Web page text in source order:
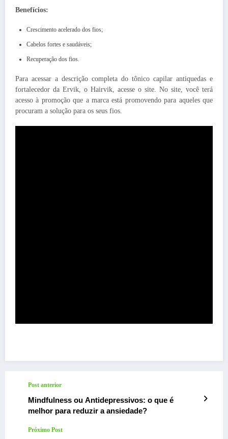
Benefícios:
Crescimento acelerado dos fios;
Cabelos fortes e saudáveis;
Recuperação dos fios.
Para acessar a descrição completa do tônico capilar antiquedas e
fortalecedor da Ervik, o Hairvik, acesse o site. No site, você terá
acesso à promoção que a marca está promovendo para aqueles que
procuram a solução para os seus fios.
Post anterior
Mindfulness ou Antidepressivos: o que é
melhor para reduzir a ansiedade?
Próximo Post